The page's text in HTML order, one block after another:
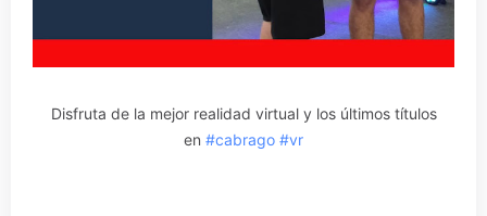
Disfruta de la mejor realidad virtual y los últimos títulos
en #cabrago #vr